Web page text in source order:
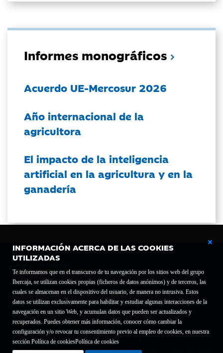
INFORMACIÓN ACERCA DE LAS COOKIES
UTILIZADAS
Te informamos que en el transcurso de tu navegación por los sitios web del grupo
Ibercaja, se utilizan cookies propias (ficheros de datos anónimos) y de terceros, las
cuales se almacenan en el dispositivo del usuario, de manera no intrusiva. Estos
datos se utilizan exclusivamente para habilitar y estudiar algunas interacciones de la
navegación en un sitio Web, y acumulan datos que pueden ser actualizados y
recuperados. Puedes obtener más información, conocer cómo cambiar la
configuración y/o revocar tu consentimiento previo al empleo de cookies, en nuestra
sección Política de cookiesPolítica de cookies
Informes monográficos
Acuerdo UE-Mercosur 2026
Año internacional de la
agricultora
El impacto de la inteligencia
artificial en la agricultura y en la
ganadería
Fundación Bancaria Ibercaja C.I.F. G-50000652.
Inscrita en el Registro de Fundaciones del Mº de Educación, Cultura y Deporte con el nº
1689.
Domicilio social: Joaquín Costa, 13. 50001 Zaragoza.
Contacto
Declaración de accesibilidad
Aviso legal Política de privacidad